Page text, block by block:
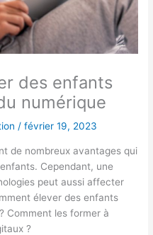
des enfants
numérique
/février 19, 2023
de nombreux avantages qui
Cependant, une
peut aussi affecter
élever des enfants
Comment les former à
?